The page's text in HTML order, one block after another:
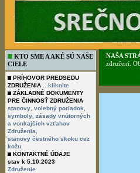
KTO SME A AKÉ SÚ NAŠE
CIELE
PRÍHOVOR PREDSEDU
ZDRUŽENIA
...kliknite
ZÁKLADNÉ DOKUMENTY
PRE ČINNOSŤ ZDRUŽENIA
stanovy volebný poriadok
symboly zásady vnútorných
a vonkajších vzťahov
Združenia,
stanovy čestného skoku cez
kožu.
KONTAKTNÉ ÚDAJE
stav k 5.10.2023
Združenie
NAŠA
združení.